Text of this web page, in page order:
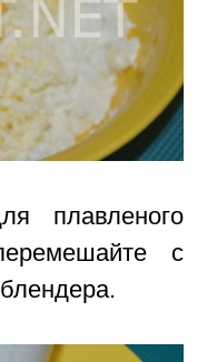
плавленого
с